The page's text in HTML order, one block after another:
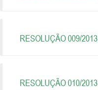
RESOLUÇÃO 009/2013
RESOLUÇÃO 010/2013